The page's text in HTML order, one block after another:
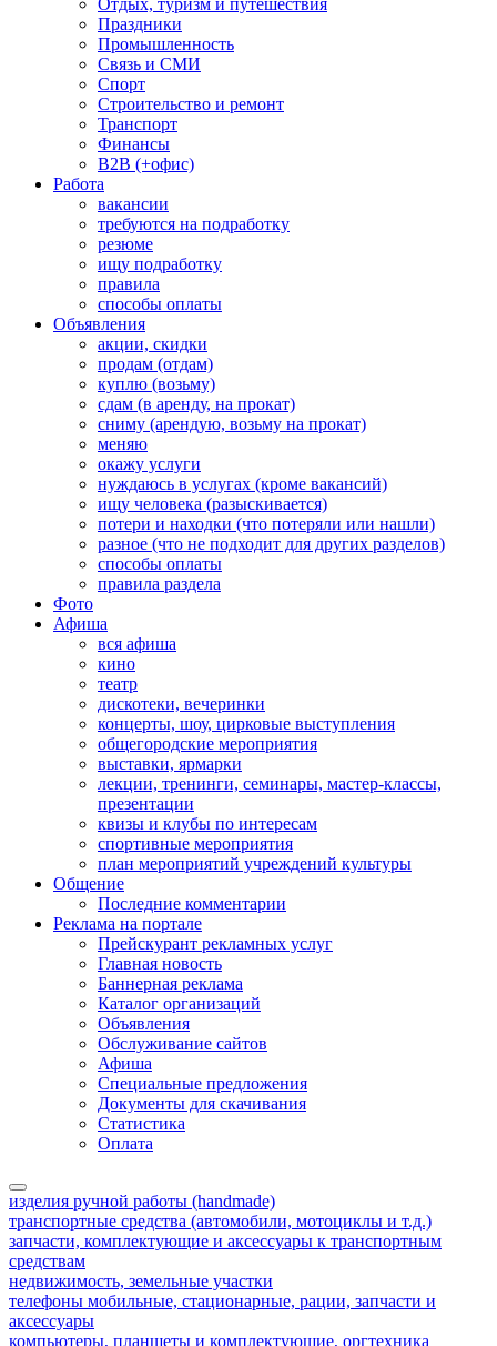
Отдых, туризм и путешествия
Праздники
Промышленность
Связь и СМИ
Спорт
Строительство и ремонт
Транспорт
Финансы
B2B (+офис)
Работа
вакансии
требуются на подработку
резюме
ищу подработку
правила
способы оплаты
Объявления
акции, скидки
продам (отдам)
куплю (возьму)
сдам (в аренду, на прокат)
сниму (арендую, возьму на прокат)
меняю
окажу услуги
нуждаюсь в услугах (кроме вакансий)
ищу человека (разыскивается)
потери и находки (что потеряли или нашли)
разное (что не подходит для других разделов)
способы оплаты
правила раздела
Фото
Афиша
вся афиша
кино
театр
дискотеки, вечеринки
концерты, шоу, цирковые выступления
общегородские мероприятия
выставки, ярмарки
лекции, тренинги, семинары, мастер-классы,
презентации
квизы и клубы по интересам
спортивные мероприятия
план мероприятий учреждений культуры
Общение
Последние комментарии
Реклама на портале
Прейскурант рекламных услуг
Главная новость
Баннерная реклама
Каталог организаций
Объявления
Обслуживание сайтов
Афиша
Специальные предложения
Документы для скачивания
Статистика
Оплата
изделия ручной работы (handmade)
транспортные средства (автомобили, мотоциклы и т.д.)
запчасти, комплектующие и аксессуары к транспортным
средствам
недвижимость, земельные участки
телефоны мобильные, стационарные, рации, запчасти и
аксессуары
компьютеры, планшеты и комплектующие, оргтехника